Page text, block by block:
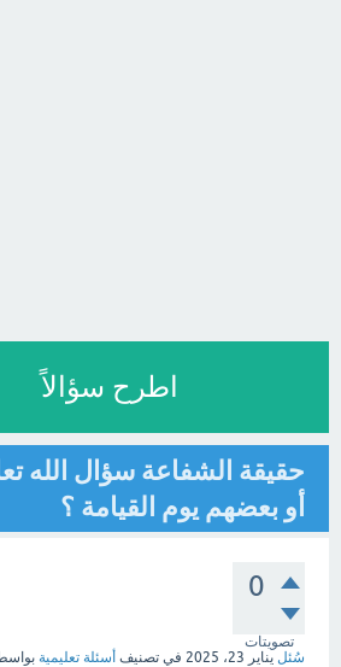
اطرح سؤالاً
حقيقة الشفاعة سؤال الله
أو بعضهم يوم القيامة ؟
0
تصويتات
سُئل يناير 23، 2025 في تصنيف أسئلة تعليمية